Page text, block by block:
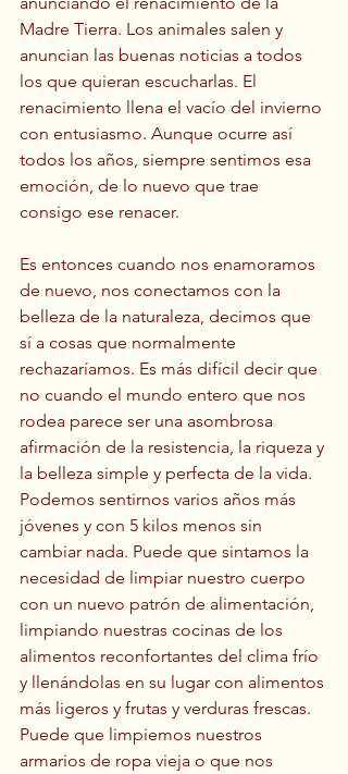
Madre Tierra. Los animales salen y
anuncian las buenas noticias a todos
los que quieran escucharlas. El
renacimiento llena el vacío del invierno
con entusiasmo. Aunque ocurre así
todos los años, siempre sentimos esa
emoción, de lo nuevo que trae
consigo ese renacer.
Es entonces cuando nos enamoramos
de nuevo, nos conectamos con la
belleza de la naturaleza, decimos que
sí a cosas que normalmente
rechazaríamos. Es más difícil decir que
no cuando el mundo entero que nos
rodea parece ser una asombrosa
afirmación de la resistencia, la riqueza y
la belleza simple y perfecta de la vida.
Podemos sentirnos varios años más
jóvenes y con 5 kilos menos sin
cambiar nada. Puede que sintamos la
necesidad de limpiar nuestro cuerpo
con un nuevo patrón de alimentación,
limpiando nuestras cocinas de los
alimentos reconfortantes del clima frío
y llenándolas en su lugar con alimentos
más ligeros y frutas y verduras frescas.
Puede que limpiemos nuestros
armarios de ropa vieja o que nos